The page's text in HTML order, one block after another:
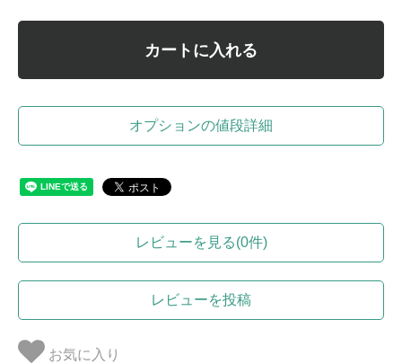
カートに入れる
オプションの値段詳細
レビューを見る(0件)
レビューを投稿
お気に入り